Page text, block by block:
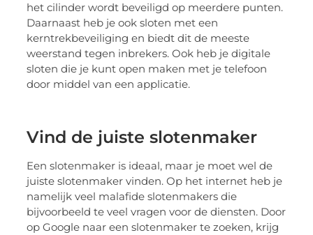
het cilinder wordt beveiligd op meerdere punten.
Daarnaast heb je ook sloten met een
kerntrekbeveiliging en biedt dit de meeste
weerstand tegen inbrekers. Ook heb je digitale
sloten die je kunt open maken met je telefoon
door middel van een applicatie.
Vind de juiste slotenmaker
Een slotenmaker is ideaal, maar je moet wel de
juiste slotenmaker vinden. Op het internet heb je
namelijk veel malafide slotenmakers die
bijvoorbeeld te veel vragen voor de diensten. Door
op Google naar een slotenmaker te zoeken, krijg